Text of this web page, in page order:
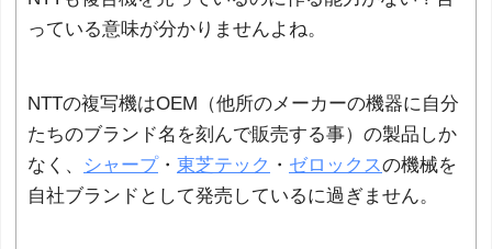
っている意味が分かりませんよね。
NTTの複写機はOEM（他所のメーカーの機器に自分
たちのブランド名を刻んで販売する事）の製品しか
なく、
シャープ・ 東芝テック ・ ゼロックスの機械を
自社ブランドとして発売しているに過ぎません。